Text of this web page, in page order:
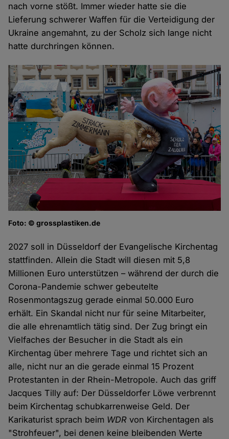
nach vorne stößt. Immer wieder hatte sie die
Lieferung schwerer Waffen für die Verteidigung der
Ukraine angemahnt, zu der Scholz sich lange nicht
hatte durchringen können.
Foto: © grossplastiken.de
2027 soll in Düsseldorf der Evangelische Kirchentag
stattfinden. Allein die Stadt will diesen mit 5,8
Millionen Euro unterstützen – während der durch die
Corona-Pandemie schwer gebeutelte
Rosenmontagszug gerade einmal 50.000 Euro
erhält. Ein Skandal nicht nur für seine Mitarbeiter,
die alle ehrenamtlich tätig sind. Der Zug bringt ein
Vielfaches der Besucher in die Stadt als ein
Kirchentag über mehrere Tage und richtet sich an
alle, nicht nur an die gerade einmal 15 Prozent
Protestanten in der Rhein-Metropole. Auch das griff
Jacques Tilly auf: Der Düsseldorfer Löwe verbrennt
beim Kirchentag schubkarrenweise Geld. Der
Karikaturist sprach beim WDR von Kirchentagen als
"Strohfeuer", bei denen keine bleibenden Werte